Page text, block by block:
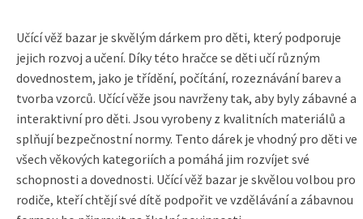
Učící věž bazar je skvělým dárkem pro děti, který podporuje
jejich rozvoj a učení. Díky této hračce se děti učí různým
dovednostem, jako je třídění, počítání, rozeznávání barev a
tvorba vzorců. Učící věže jsou navrženy tak, aby byly zábavné a
interaktivní pro děti. Jsou vyrobeny z kvalitních materiálů a
splňují bezpečnostní normy. Tento dárek je vhodný pro děti ve
všech věkových kategoriích a pomáhá jim rozvíjet své
schopnosti a dovednosti. Učící věž bazar je skvělou volbou pro
rodiče, kteří chtějí své dítě podpořit ve vzdělávání a zábavnou